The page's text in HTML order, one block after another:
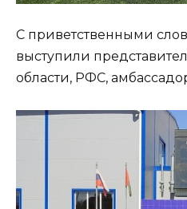
С приветственными
выступили
области, РФС,